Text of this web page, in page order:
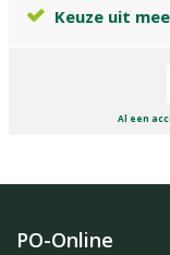
Keuze uit
Al een
PO-Online